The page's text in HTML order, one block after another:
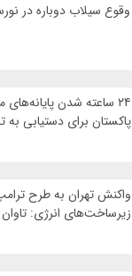
وقوع سیلاب دوباره در
۲۴ ساعته شدن پایانه‌های
پاکستان برای دستیابی به تجارت ۱۰
واکنش تهران به طرح
زیرساخت‌های انرژی: